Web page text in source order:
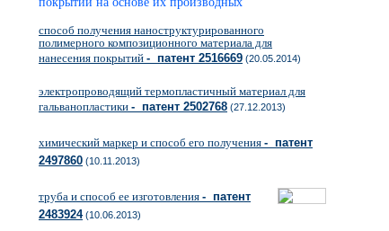
способ получения наноструктурированного
полимерного композиционного материала для
нанесения покрытий - патент 2516669 (20.05.2014)
электропроводящий термопластичный материал для
гальванопластики - патент 2502768 (27.12.2013)
химический маркер и способ его получения - патент
2497860 (10.11.2013)
труба и способ ее изготовления - патент
2483924(10.06.2013)